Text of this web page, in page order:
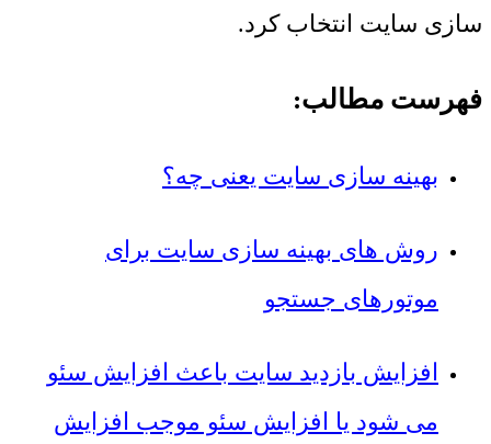
سازی سایت انتخاب کرد.
فهرست مطالب:
بهینه سازی سایت یعنی چه؟
روش های بهینه سازی سایت برای
موتورهای جستجو
افزایش بازدید سایت باعث افزایش سئو
می شود یا افزایش سئو موجب افزایش